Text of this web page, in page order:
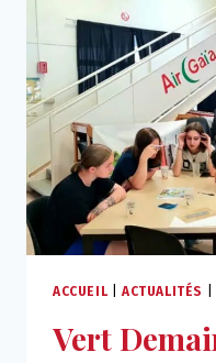
ACCUEIL ACTUALITÉS
Vert